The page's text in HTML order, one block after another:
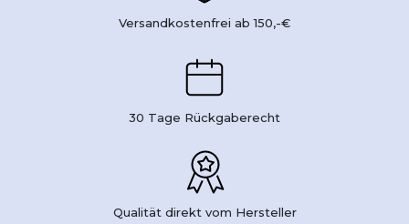
Versandkostenfrei ab 150,-€
30 Tage Rückgaberecht
Qualität direkt vom Hersteller